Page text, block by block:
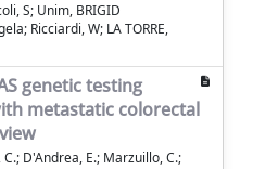
S; Unim, BRIGID
Ricciardi, W; LA TORRE,
genetic testing
metastatic colorectal
D'Andrea, E.; Marzuillo, C.;